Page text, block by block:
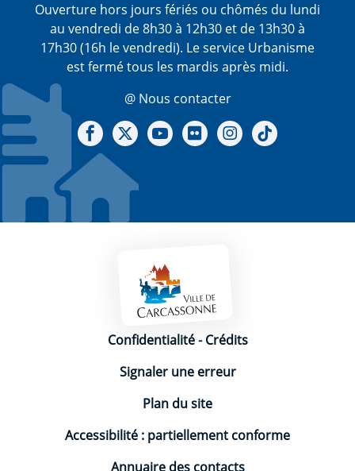
Ouverture hors jours fériés ou chômés du lundi
au vendredi de 8h30 à 12h30 et de 13h30 à
17h30 (16h le vendredi). Le service Urbanisme
est fermé tous les mardis après midi.
@ Nous contacter
Notre Facebook
Notre X - (twitter)
Notre chaine Youtube
Notre Gallerie sur Flickr
Notre Instagram
Mentions légales
Confidentialité-Crédits
Signaler une erreur
Plan du site
Accessibilité : partiellement conforme
Annuaire des contacts